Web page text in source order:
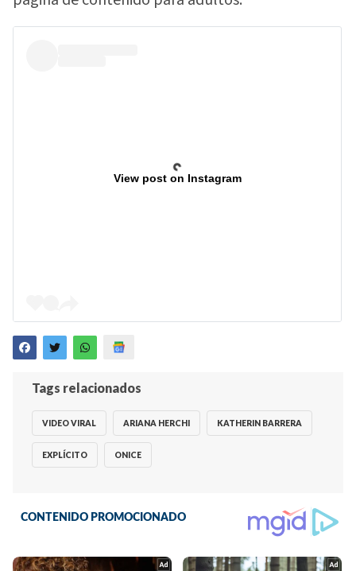
View post on Instagram
Tags relacionados
VIDEO VIRAL ARIANA HERCHI KATHERIN BARRERA
EXPLÍCITO ONICE